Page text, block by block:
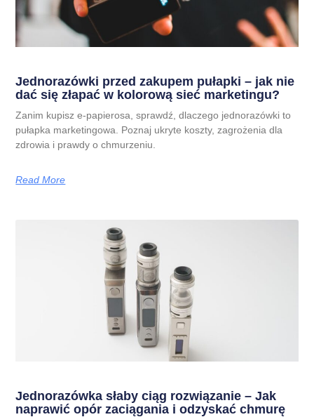
Jednorazówki przed zakupem pułapki – jak nie
dać się złapać w kolorową sieć marketingu?
Zanim kupisz e-papierosa, sprawdź, dlaczego jednorazówki to
pułapka marketingowa. Poznaj ukryte koszty, zagrożenia dla
zdrowia i prawdy o chmurzeniu.
Read More
Jednorazówka słaby ciąg rozwiązanie – Jak
naprawić opór zaciągania i odzyskać chmurę